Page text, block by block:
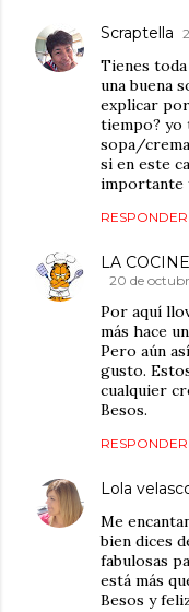
Scraptella
Tienes
una buena
explicar
tiempo? yo
sopa/
si en este
importante
RESPONDER
LA
20 de
Por aquí
más hace
Pero aún
gusto.
cualquier
Besos.
RESPONDER
Lola
Me
bien dices
fabulosas
está más
Besos y